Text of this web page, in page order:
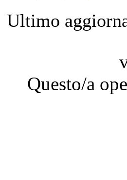
Ultimo
Questo/a